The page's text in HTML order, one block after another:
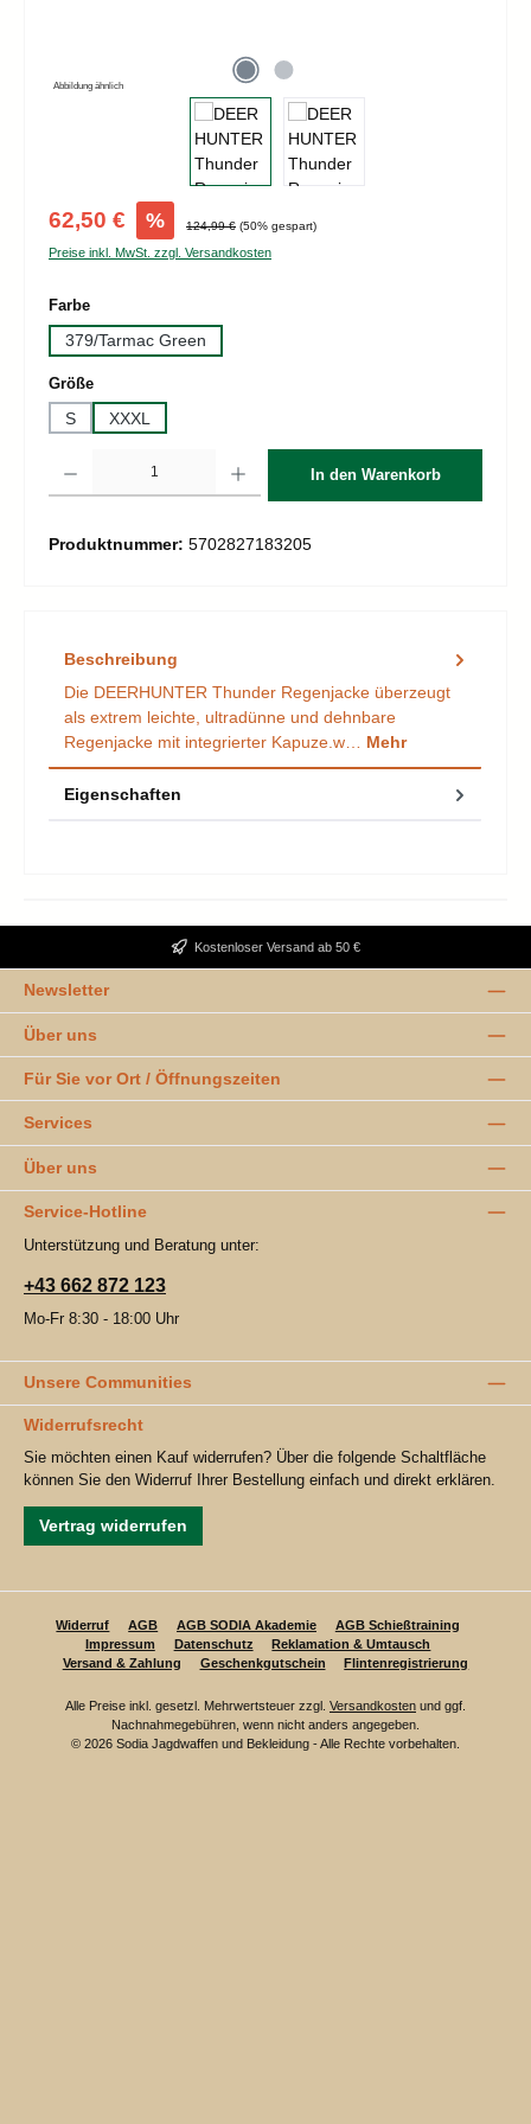
Abbildung ähnlich
Verkaufspreis:
62,50 € % Regulärer Preis:
124,99 € (50% gespart)
Preise inkl. MwSt. zzgl. Versandkosten
Farbeauswählen
379/Tarmac Green
Größeauswählen
S XXXL
In den Warenkorb
Produktnummer: 5702827183205
Beschreibung
Die DEERHUNTER Thunder Regenjacke überzeugt
als extrem leichte, ultradünne und dehnbare
Regenjacke mit integrierter Kapuze.w… Mehr
Eigenschaften
Kostenloser Versand ab 50 €
Newsletter
Über uns
Für Sie vor Ort / Öffnungszeiten
Services
Über uns
Service-Hotline
Unterstützung und Beratung unter:
+43 662 872 123
Mo-Fr 8:30 - 18:00 Uhr
Unsere Communities
Widerrufsrecht
Sie möchten einen Kauf widerrufen? Über die folgende Schaltfläche
können Sie den Widerruf Ihrer Bestellung einfach und direkt erklären.
Vertrag widerrufen
Widerruf AGB AGB SODIA Akademie
AGB Schießtraining
Impressum
Datenschutz
Reklamation & Umtausch
Versand & Zahlung
Geschenkgutschein Flintenregistrierung
Alle Preise inkl. gesetzl. Mehrwertsteuer zzgl. Versandkosten und ggf.
Nachnahmegebühren, wenn nicht anders angegeben.
© 2026 Sodia Jagdwaffen und Bekleidung - Alle Rechte vorbehalten.